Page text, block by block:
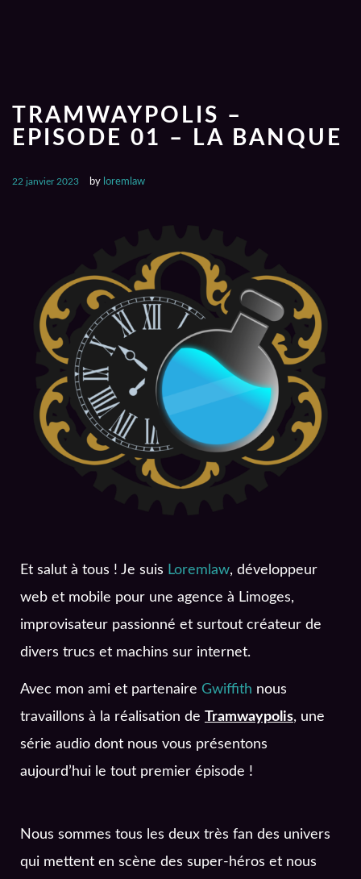
TRAMWAYPOLIS –
EPISODE 01 – LA BANQUE
22 janvier 2023 by loremlaw
Et salut à tous ! Je suis Loremlaw, développeur
web et mobile pour une agence à Limoges,
improvisateur passionné et surtout créateur de
divers trucs et machins sur internet.
Avec mon ami et partenaire Gwiffith nous
travaillons à la réalisation de Tramwaypolis, une
série audio dont nous vous présentons
aujourd’hui le tout premier épisode !
Nous sommes tous les deux très fan des univers
qui mettent en scène des super-héros et nous